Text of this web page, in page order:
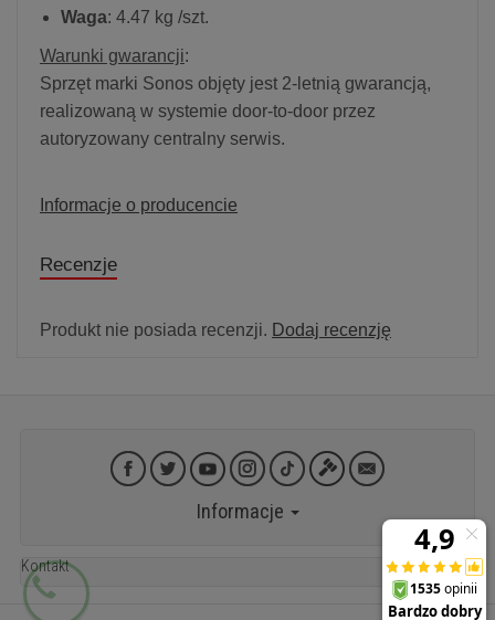
Waga: 4.47 kg /szt.
Warunki gwarancji:
Sprzęt marki Sonos objęty jest 2-letnią gwarancją,
realizowaną w systemie door-to-door przez
autoryzowany centralny serwis.
Informacje o producencie
Recenzje
Produkt nie posiada recenzji. Dodaj recenzję
Informacje
Kontakt